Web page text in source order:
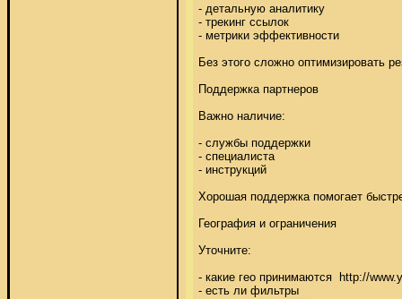
- детальную аналитику
- трекинг ссылок
- метрики эффективности
Без этого сложно оптимизировать
Поддержка партнеров
Важно наличие:
- службы поддержки
- специалиста
- инструкций
Хорошая поддержка помогает
География и ограничения
Уточните:
- какие гео принимаются  http://
- есть ли фильтры